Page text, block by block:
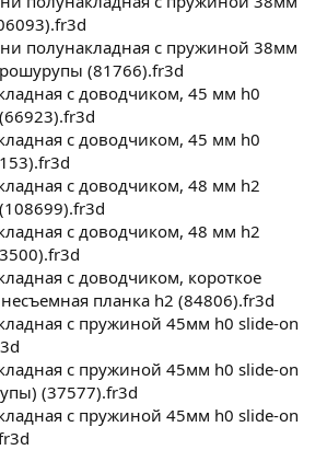
полунакладная с пружиной 38мм
(81766).fr3d
с доводчиком, 45 мм h0
с доводчиком, 45 мм h0
с доводчиком, 48 мм h2
с доводчиком, 48 мм h2
с доводчиком, короткое
планка h2 (84806).fr3d
с пружиной 45мм h0 slide-on
с пружиной 45мм h0 slide-on
(37577).fr3d
с пружиной 45мм h0 slide-on